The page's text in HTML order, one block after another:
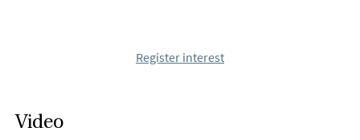
Register interest
Video